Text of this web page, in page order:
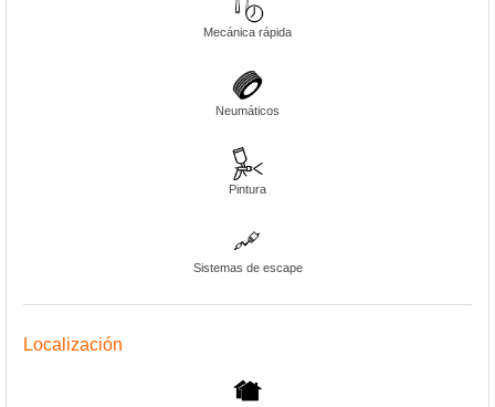
Mecánica rápida
Neumáticos
Pintura
Sistemas de escape
Localización